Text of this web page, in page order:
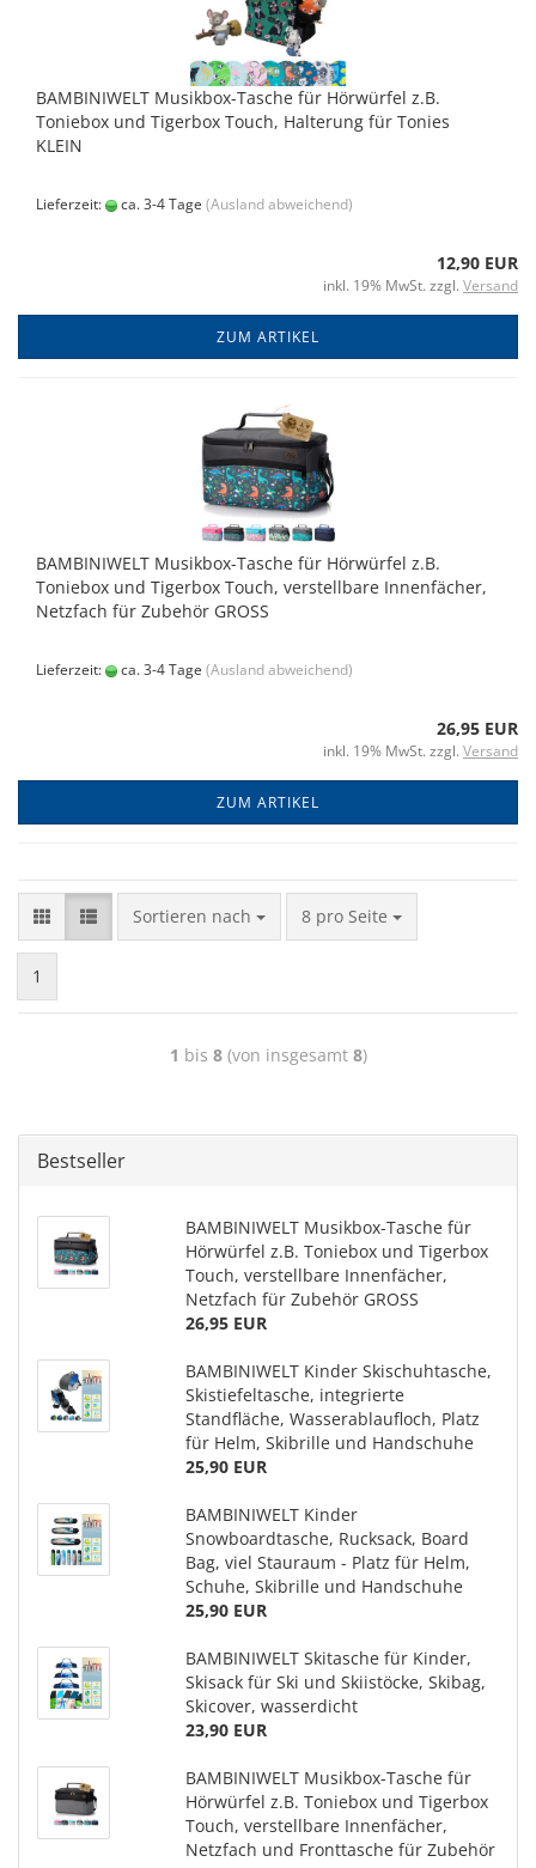
BAMBINIWELT Musikbox-Tasche für Hörwürfel z.B.
Toniebox und Tigerbox Touch, Halterung für Tonies
KLEIN
Lieferzeit: ca. 3-4 Tage (Ausland abweichend)
12,90 EUR
inkl. 19% MwSt. zzgl. Versand
ZUM ARTIKEL
BAMBINIWELT Musikbox-Tasche für Hörwürfel z.B.
Toniebox und Tigerbox Touch, verstellbare Innenfächer,
Netzfach für Zubehör GROSS
Lieferzeit: ca. 3-4 Tage (Ausland abweichend)
26,95 EUR
inkl. 19% MwSt. zzgl. Versand
ZUM ARTIKEL
Sortieren nach 8 pro Seite
1
1 bis 8(von insgesamt 8)
Bestseller
BAMBINIWELT Musikbox-Tasche für
Hörwürfel z.B. Toniebox und Tigerbox
Touch, verstellbare Innenfächer,
Netzfach für Zubehör GROSS
26,95 EUR
BAMBINIWELT Kinder Skischuhtasche,
Skistiefeltasche, integrierte
Standfläche, Wasserablaufloch, Platz
für Helm, Skibrille und Handschuhe
25,90 EUR
BAMBINIWELT Kinder
Snowboardtasche, Rucksack, Board
Bag, viel Stauraum - Platz für Helm,
Schuhe, Skibrille und Handschuhe
25,90 EUR
BAMBINIWELT Skitasche für Kinder,
Skisack für Ski und Skiistöcke, Skibag,
Skicover, wasserdicht
23,90 EUR
BAMBINIWELT Musikbox-Tasche für
Hörwürfel z.B. Toniebox und Tigerbox
Touch, verstellbare Innenfächer,
Netzfach und Fronttasche für Zubehör